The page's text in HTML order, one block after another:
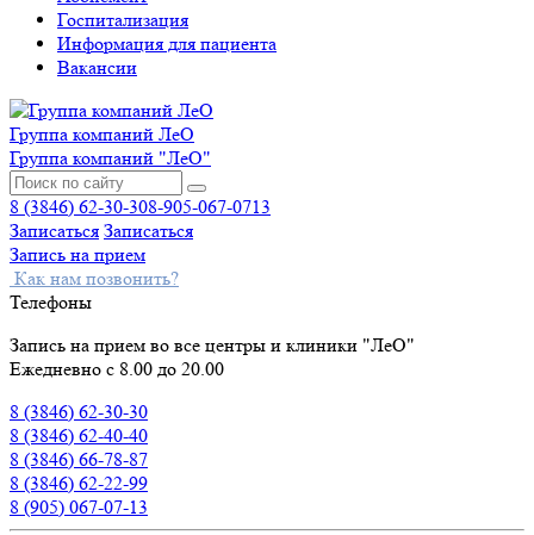
Госпитализация
Информация для пациента
Вакансии
Группа компаний ЛеО
Группа компаний "ЛеО"
8 (3846) 62-30-308-905-067-0713
Записаться Записаться
Запись на прием
Как нам позвонить?
Телефоны
Запись на прием во все центры и клиники "ЛеО"
Ежедневно с 8.00 до 20.00
8 (3846) 62-30-30
8 (3846) 62-40-40
8 (3846) 66-78-87
8 (3846) 62-22-99
8 (905) 067-07-13